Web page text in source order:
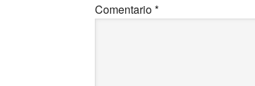
Comentario*